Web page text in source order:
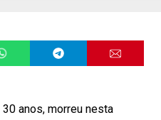
anos, morreu nesta